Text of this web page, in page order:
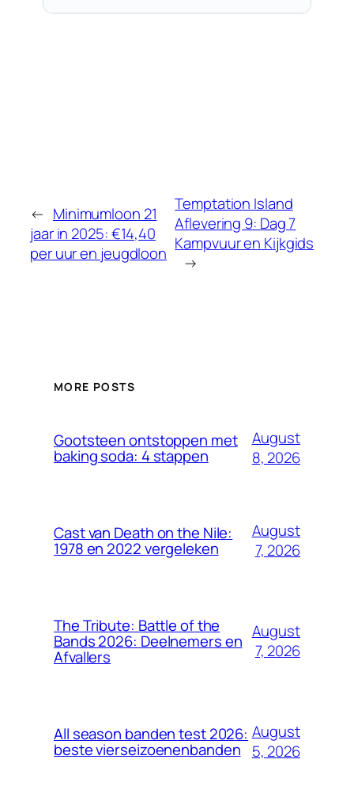
← Minimumloon 21
jaar in 2025: €14,40
per uur en jeugdloon
Temptation Island
Aflevering 9: Dag 7
Kampvuur en Kijkgids
→
MORE POSTS
Gootsteen ontstoppen met
baking soda: 4 stappen
August
8, 2026
Cast van Death on the Nile:
1978 en 2022 vergeleken
August
7, 2026
The Tribute: Battle of the
Bands 2026: Deelnemers en
Afvallers
August
7, 2026
All season banden test 2026:
beste vierseizoenenbanden
August
5, 2026